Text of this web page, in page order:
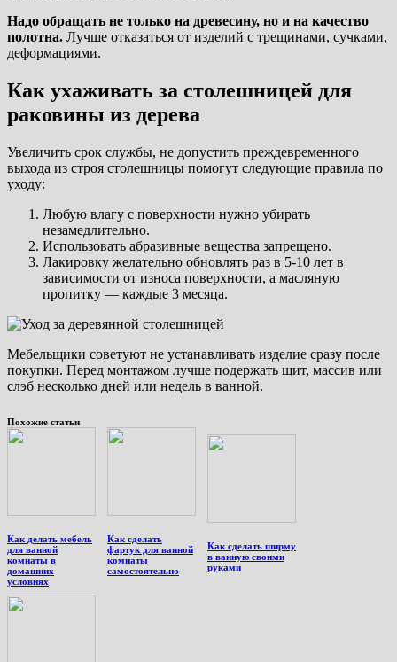
Надо обращать не только на древесину, но и на качество
полотна. Лучше отказаться от изделий с трещинами, сучками,
деформациями.
Как ухаживать за столешницей для
раковины из дерева
Увеличить срок службы, не допустить преждевременного
выхода из строя столешницы помогут следующие правила по
уходу:
Любую влагу с поверхности нужно убирать
незамедлительно.
Использовать абразивные вещества запрещено.
Лакировку желательно обновлять раз в 5-10 лет в
зависимости от износа поверхности, а масляную
пропитку — каждые 3 месяца.
Мебельщики советуют не устанавливать изделие сразу после
покупки. Перед монтажом лучше подержать щит, массив или
слэб несколько дней или недель в ванной.
Похожие статьи
Как делать мебель
для ванной
комнаты в
домашних
условиях
Как сделать
фартук для ванной
комнаты
самостоятельно
Как сделать ширму
в ванную своими
руками